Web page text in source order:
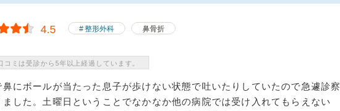
4.5 整形外科 鼻骨折
コミは受診から5年以上経過しています。
鼻にボールが当たった息子が歩けない状態で吐いたりしていたので急遽診察
ました。土曜日ということでなかなか他の病院では受け入れてもらえない